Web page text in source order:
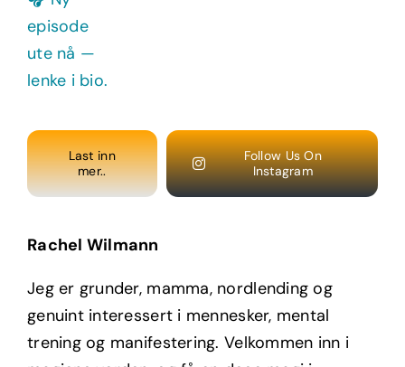
Last inn
mer..
Follow Us On
Instagram
Rachel Wilmann
Jeg er grunder, mamma, nordlending og
genuint interessert i mennesker, mental
trening og manifestering. Velkommen inn i